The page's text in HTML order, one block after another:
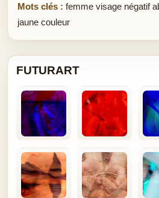
Mots clés : femme visage négatif
jaune couleur
FUTURART